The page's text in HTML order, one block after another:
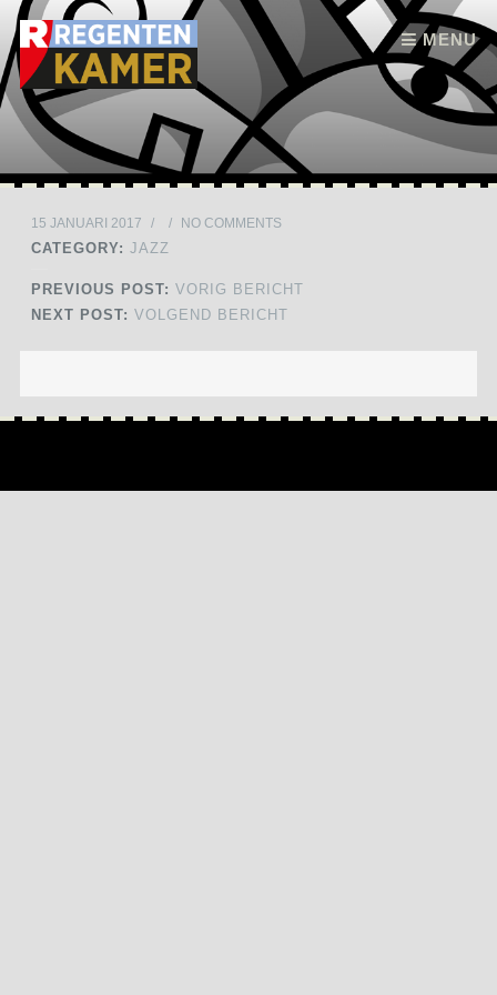
MENU
Skip to content
15 JANUARI 2017 / / NO COMMENTS
CATEGORY: JAZZ
PREVIOUS POST: VORIG BERICHT
NEXT POST: VOLGEND BERICHT